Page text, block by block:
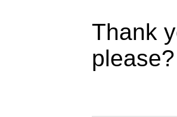
Thank
please?